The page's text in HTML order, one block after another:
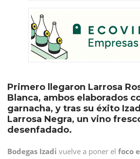
Primero llegaron Larrosa
Blanca, ambos elaborados
garnacha, y tras su éxito
Larrosa Negra, un vino
desenfadado.
Bodegas Izadi vuelve a poner el foco